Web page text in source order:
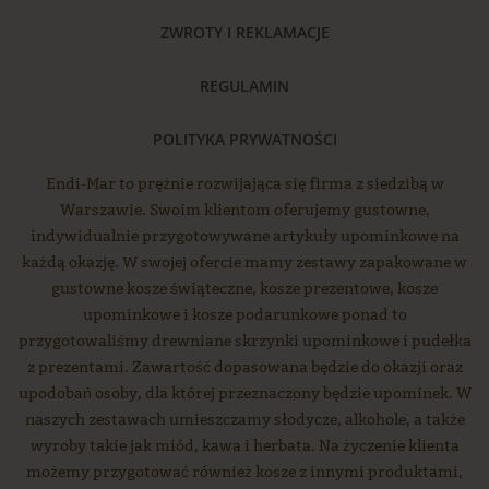
ZWROTY I REKLAMACJE
REGULAMIN
POLITYKA PRYWATNOŚCI
Endi-Mar to prężnie rozwijająca się firma z siedzibą w
Warszawie. Swoim klientom oferujemy gustowne,
indywidualnie przygotowywane artykuły upominkowe na
każdą okazję. W swojej ofercie mamy zestawy zapakowane w
gustowne kosze świąteczne, kosze prezentowe, kosze
upominkowe i kosze podarunkowe ponad to
przygotowaliśmy drewniane skrzynki upominkowe i pudełka
z prezentami. Zawartość dopasowana będzie do okazji oraz
upodobań osoby, dla której przeznaczony będzie upominek. W
naszych zestawach umieszczamy słodycze, alkohole, a także
wyroby takie jak miód, kawa i herbata. Na życzenie klienta
możemy przygotować również kosze z innymi produktami,